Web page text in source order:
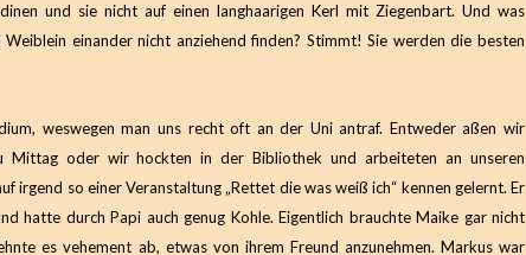
und sie nicht auf einen langhaarigen Kerl mit Ziegenbart. Und was
einander nicht anziehend finden? Stimmt! Sie werden die besten
weswegen man uns recht oft an der Uni antraf. Entweder aßen wir
Mittag oder wir hockten in der Bibliothek und arbeiteten an unseren
irgend so einer Veranstaltung „Rettet die was weiß ich“ kennen gelernt. Er
hatte durch Papi auch genug Kohle. Eigentlich brauchte Maike gar nicht
es vehement ab, etwas von ihrem Freund anzunehmen. Markus war